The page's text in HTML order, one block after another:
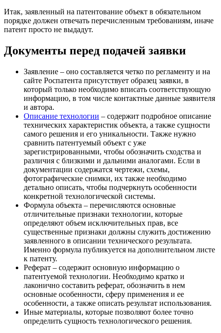
Итак, заявленный на патентование объект в обязательном
порядке должен отвечать перечисленным требованиям, иначе
патент просто не выдадут.
Документы перед подачей заявки
Заявление – оно составляется четко по регламенту и на
сайте Роспатента присутствует образец заявки, в
который только необходимо вписать соответствующую
информацию, в том числе контактные данные заявителя
и автора.
Описание технологии – содержит подробное описание
технических характеристик объекта, а также сущности
самого решения и его уникальности. Также нужно
сравнить патентуемый объект с уже
зарегистрированными, чтобы обозначить сходства и
различия с близкими и дальними аналогами. Если в
документации содержатся чертежи, схемы,
фотографические снимки, их также необходимо
детально описать, чтобы подчеркнуть особенности
конкретной технологической системы.
Формула объекта – перечисляются основные
отличительные признаки технологии, которые
определяют объем исключительных прав, все
существенные признаки должны служить достижению
заявленного в описании технического результата.
Именно формула публикуется на дополнительном листе
к патенту.
Реферат – содержит основную информацию о
патентуемой технологии. Необходимо кратко и
лаконично составить реферат, обозначить в нем
основные особенности, сферу применения и ее
особенности, а также описать результат использования.
Иные материалы, которые позволяют более точно
определить сущность технологического решения.